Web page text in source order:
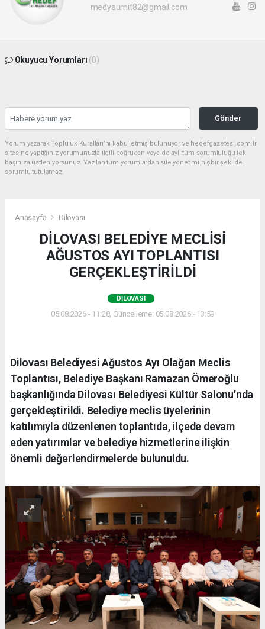
medyaumit82@gmail.com
Okuyucu Yorumları (0)
Gönder
Yorum yazarak Topluluk Kuralları’nı kabul etmiş bulunuyor ve hedefgazetesi.com.tr
sitesine yaptığınız yorumunuzla ilgili doğrudan veya dolaylı tüm sorumluluğu tek
başınıza üstleniyorsunuz. Yazılan tüm yorumlardan site yönetimi hiçbir şekilde
sorumlu tutulamaz.
Anasayfa Dilovası
DİLOVASI BELEDİYE MECLİSİ
AĞUSTOS AYI TOPLANTISI
GERÇEKLEŞTİRİLDİ
DILOVASI
05.08.2026 - 11:28, Güncelleme: 05.08.2026 - 13:59
Dilovası Belediyesi Ağustos Ayı Olağan Meclis
Toplantısı, Belediye Başkanı Ramazan Ömeroğlu
başkanlığında Dilovası Belediyesi Kültür Salonu'nda
gerçekleştirildi. Belediye meclis üyelerinin
katılımıyla düzenlenen toplantıda, ilçede devam
eden yatırımlar ve belediye hizmetlerine ilişkin
önemli değerlendirmelerde bulunuldu.